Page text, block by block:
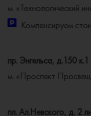
м. «Технологический
Компенсируем
пр. Энгельса, д.150
м. «Проспект
пл. Ал.Невского, д. 2